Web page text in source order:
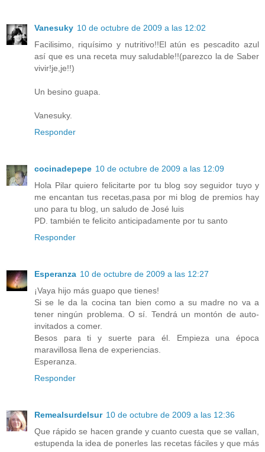
Vanesuky 10 de octubre de 2009 a las 12:02
Facilisimo, riquísimo y nutritivo!!El atún es pescadito azul
así que es una receta muy saludable!!(parezco la de Saber
vivir!je,je!!)
Un besino guapa.
Vanesuky.
Responder
cocinadepepe 10 de octubre de 2009 a las 12:09
Hola Pilar quiero felicitarte por tu blog soy seguidor tuyo y
me encantan tus recetas,pasa por mi blog de premios hay
uno para tu blog, un saludo de José luis
PD. también te felicito anticipadamente por tu santo
Responder
Esperanza 10 de octubre de 2009 a las 12:27
¡Vaya hijo más guapo que tienes!
Si se le da la cocina tan bien como a su madre no va a
tener ningún problema. O sí. Tendrá un montón de auto-
invitados a comer.
Besos para ti y suerte para él. Empieza una época
maravillosa llena de experiencias.
Esperanza.
Responder
Remealsurdelsur 10 de octubre de 2009 a las 12:36
Que rápido se hacen grande y cuanto cuesta que se vallan,
estupenda la idea de ponerles las recetas fáciles y que más